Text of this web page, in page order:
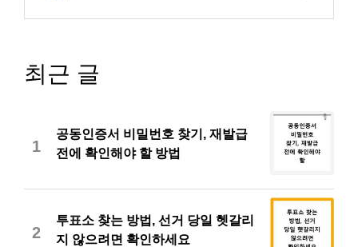
최근 글
1
공동인증서 비밀번호 찾기, 재발급
전에 확인해야 할 방법
2
투표소 찾는 방법, 선거 당일 헷갈리
지 않으려면 확인하세요